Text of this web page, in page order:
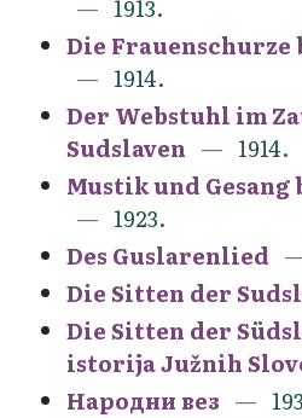
1913.
Die Frauenschurze
1914.
Der Webstuhl im
Sudslaven
1914.
Mustik und Gesang
1923.
Des Guslarenlied
Die Sitten der
Die Sitten der
istorija Južnih
Народни вез